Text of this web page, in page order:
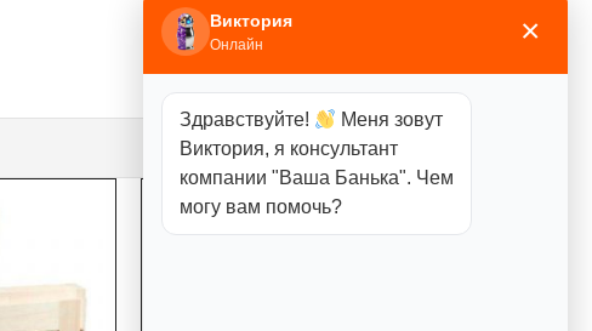
Виктория
Онлайн ×
Здравствуйте!
Меня зовут
Виктория, я консультант
компании "Ваша Банька". Чем
могу вам помочь?